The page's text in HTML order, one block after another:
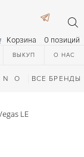
Корзина 0 позиций
ВЫКУП О НАС
N O Q R S T
ВСЕ БРЕНДЫ
LE